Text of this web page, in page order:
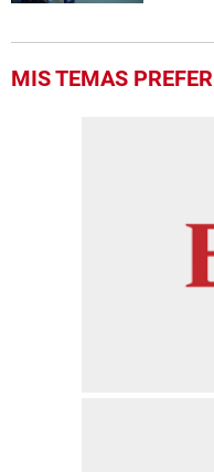
MIS TEMAS